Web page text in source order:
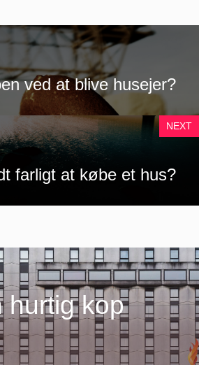
ved at blive husejer?
NEXT
farligt at købe et hus?
hurtig kop